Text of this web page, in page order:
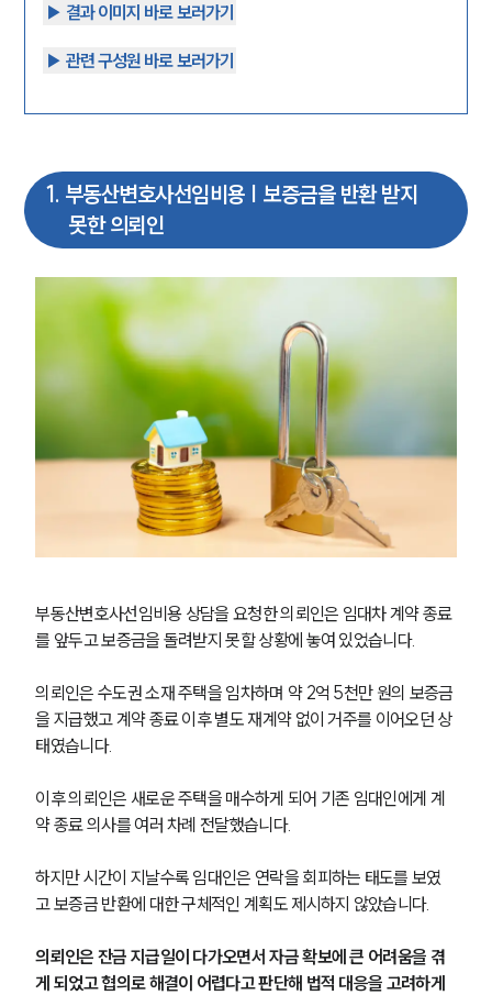
▶︎ 결과 이미지 바로 보러가기
▶︎ 관련 구성원 바로 보러가기
1. 부동산변호사선임비용 | 보증금을 반환 받지
못한 의뢰인
부동산변호사선임비용 상담을 요청한 의뢰인은 임대차 계약 종료
를 앞두고 보증금을 돌려받지 못할 상황에 놓여 있었습니다.
의뢰인은 수도권 소재 주택을 임차하며 약 2억 5천만 원의 보증금
을 지급했고 계약 종료 이후 별도 재계약 없이 거주를 이어오던 상
태였습니다.
이후 의뢰인은 새로운 주택을 매수하게 되어 기존 임대인에게 계
약 종료 의사를 여러 차례 전달했습니다.
하지만 시간이 지날수록 임대인은 연락을 회피하는 태도를 보였
고 보증금 반환에 대한 구체적인 계획도 제시하지 않았습니다.
의뢰인은 잔금 지급일이 다가오면서 자금 확보에 큰 어려움을 겪
게 되었고 협의로 해결이 어렵다고 판단해 법적 대응을 고려하게